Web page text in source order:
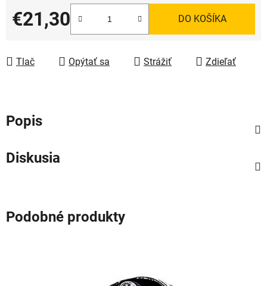
€21,30
Jednotková cena:
DO KOŠÍKA
Tlač Opýtať sa Strážiť Zdieľať
Popis
Diskusia
Podobné produkty